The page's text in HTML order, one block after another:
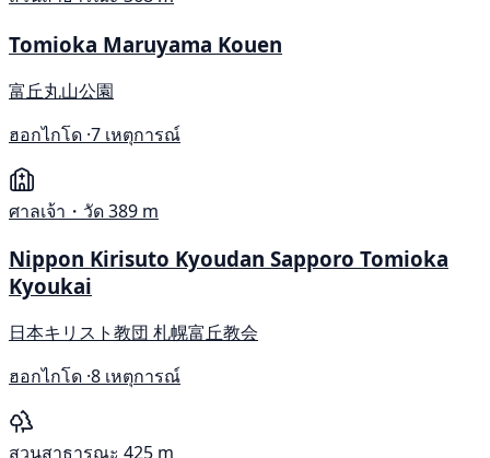
Tomioka Maruyama Kouen
富丘丸山公園
ฮอกไกโด ·7 เหตุการณ์
ศาลเจ้า・วัด389 m
Nippon Kirisuto Kyoudan Sapporo Tomioka
Kyoukai
日本キリスト教団 札幌富丘教会
ฮอกไกโด ·8 เหตุการณ์
สวนสาธารณะ 425 m